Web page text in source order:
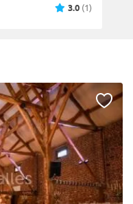
3.0 (1)